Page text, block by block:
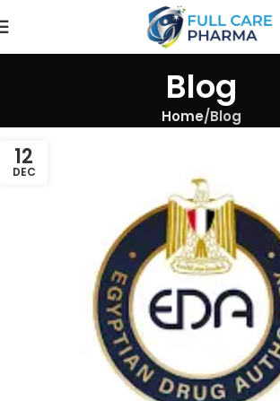
Blog
Home Blog
12
DEC